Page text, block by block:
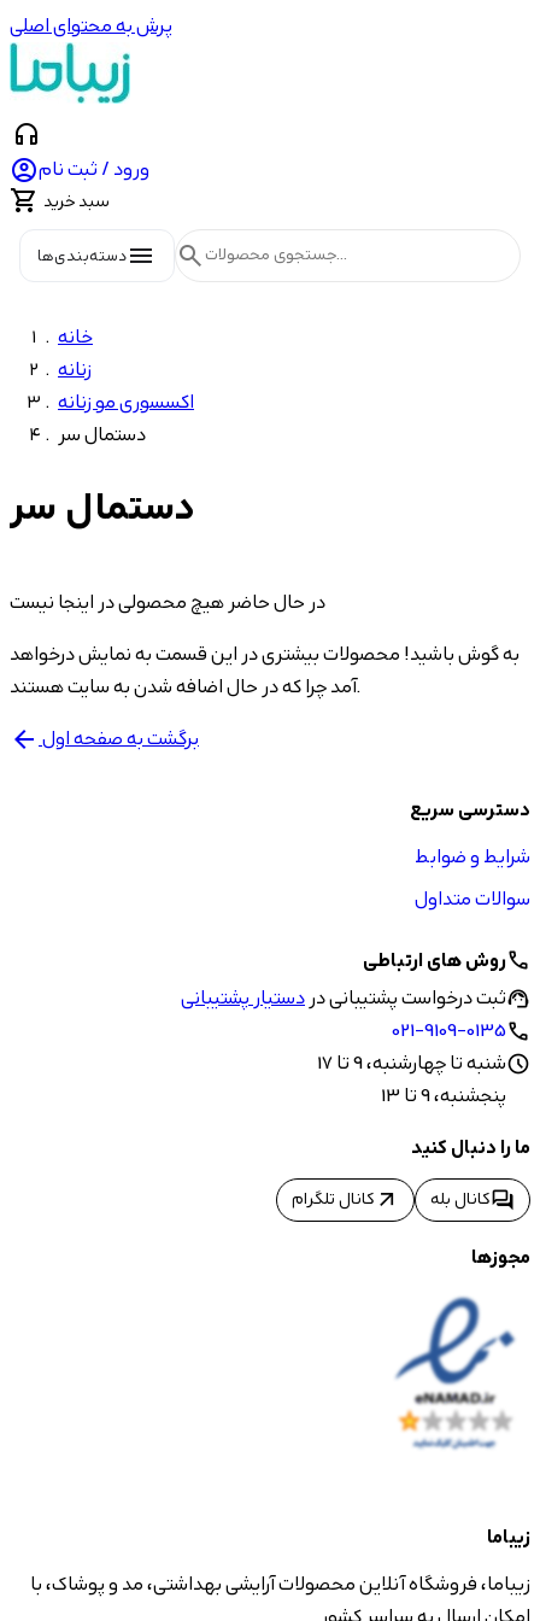
پرش به محتوای اصلی
headphones
ورود / ثبت نام
 سبد خرید
menuدسته‌بندی‌ها search
خانه
زنانه
اکسسوری مو زنانه
دستمال سر
دستمال سر
در حال حاضر هیچ محصولی در اینجا نیست
به گوش باشید! محصولات بیشتری در این قسمت به نمایش درخواهد
آمد چرا که در حال اضافه شدن به سایت هستند.
arrow_back برگشت به صفحه اول
دسترسی سریع
شرایط و ضوابط
سوالات متداول
callروش های ارتباطی
support_agentثبت درخواست پشتیبانی دردستیار پشتیبانی
call
021-9109-0135
scheduleشنبه تا چهارشنبه، 9 تا 17
پنجشنبه، 9 تا 13
ما را دنبال کنید
forumکانال بله arrow_outward کانال تلگرام
مجوزها
زیباما
زیباما، فروشگاه آنلاین محصولات آرایشی بهداشتی، مد و پوشاک، با